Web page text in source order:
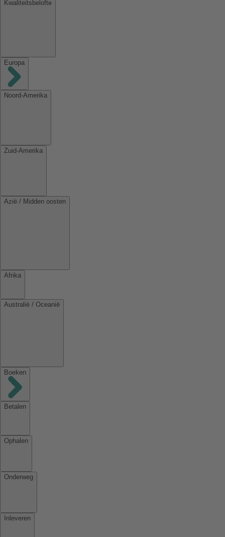
Kwaliteitsbelofte
Europa
Noord-Amerika
Zuid-Amerika
Azië / Midden oosten
Afrika
Australië / Oceanië
Boeken
Betalen
Ophalen
Onderweg
Inleveren